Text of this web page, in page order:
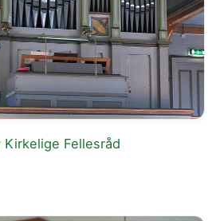
Kirkelige Fellesråd